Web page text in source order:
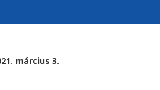
március 3.